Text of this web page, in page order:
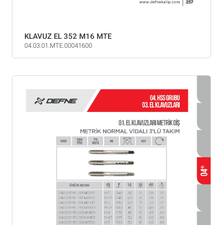
KLAVUZ EL 352 M16 MTE
04.03.01.MTE.00041600